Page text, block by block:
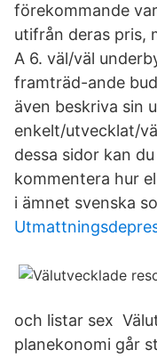
förekommande
utifrån deras pris,
A 6. väl/väl
framträd-ande
även beskriva sin
enkelt/utvecklat/
dessa sidor kan
kommentera hur
i ämnet svenska
och listar sex
planekonomi går